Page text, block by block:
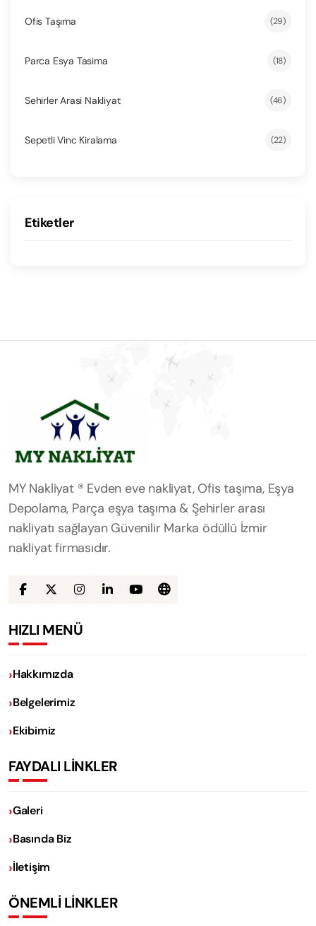
Ofis Taşıma (29)
Parca Esya Tasima (18)
Sehirler Arasi Nakliyat (46)
Sepetli Vinc Kiralama (22)
Etiketler
MY Nakliyat ® Evden eve nakliyat, Ofis taşıma, Eşya
Depolama, Parça eşya taşıma & Şehirler arası
nakliyatı sağlayan Güvenilir Marka ödüllü İzmir
nakliyat firmasıdır.
HIZLI MENÜ
Hakkımızda
Belgelerimiz
Ekibimiz
FAYDALI LİNKLER
Galeri
Basında Biz
İletişim
ÖNEMLİ LİNKLER